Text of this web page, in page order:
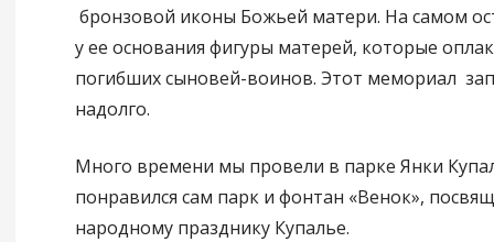
бронзовой иконы Божьей матери. На самом
у ее основания фигуры матерей, которые
погибших сыновей-воинов. Этот мемориал
надолго.
Много времени мы провели в парке Янки
понравился сам парк и фонтан «Венок»,
народному празднику Купалье.